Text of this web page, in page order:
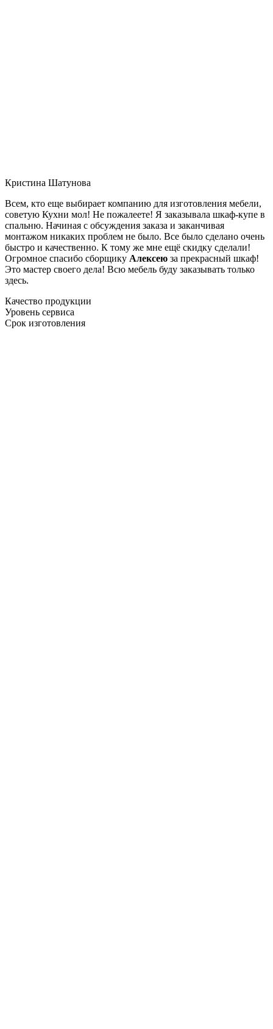
Кристина Шатунова
Всем, кто еще выбирает компанию для изготовления мебели,
советую Кухни мол! Не пожалеете! Я заказывала шкаф-купе в
спальню. Начиная с обсуждения заказа и заканчивая
монтажом никаких проблем не было. Все было сделано очень
быстро и качественно. К тому же мне ещё скидку сделали!
Огромное спасибо сборщику Алексею за прекрасный шкаф!
Это мастер своего дела! Всю мебель буду заказывать только
здесь.
Качество продукции
Уровень сервиса
Срок изготовления